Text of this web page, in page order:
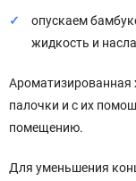
опускаем
жидкость и
палочки и с их
помещению.
Для уменьшения